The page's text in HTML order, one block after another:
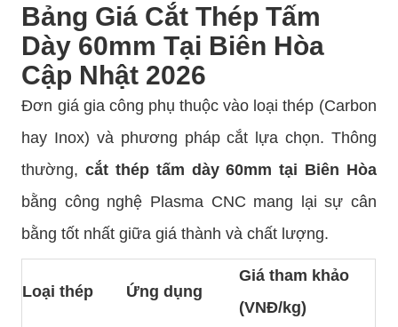
Bảng Giá Cắt Thép Tấm
Dày 60mm Tại Biên Hòa
Cập Nhật 2026
Đơn giá gia công phụ thuộc vào loại thép (Carbon
hay Inox) và phương pháp cắt lựa chọn. Thông
thường,cắt thép tấm dày 60mm tại Biên Hòa
bằng công nghệ Plasma CNC mang lại sự cân
bằng tốt nhất giữa giá thành và chất lượng.
Loại thép Ứng dụng
Giá tham khảo
(VNĐ/kg)